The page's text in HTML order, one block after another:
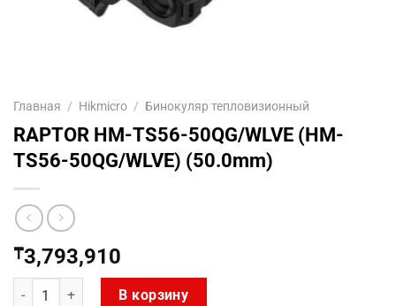
Главная / Hikmicro / Бинокуляр тепловизионный
RAPTOR HM-TS56-50QG/WLVE (HM-
TS56-50QG/WLVE) (50.0mm)
₸3,793,910
Количество товара RAPTOR HM-TS56-50QG/WLVE (HM-TS56-
В корзину